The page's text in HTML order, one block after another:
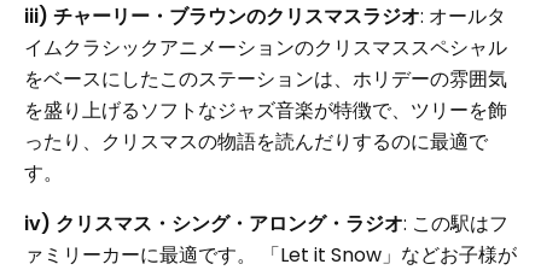
iii) チャーリー・ブラウンのクリスマスラジオ: オールタ
イムクラシックアニメーションのクリスマススペシャル
をベースにしたこのステーションは、ホリデーの雰囲気
を盛り上げるソフトなジャズ音楽が特徴で、ツリーを飾
ったり、クリスマスの物語を読んだりするのに最適で
す。
iv) クリスマス・シング・アロング・ラジオ: この駅はフ
ァミリーカーに最適です。 「Let it Snow」などお子様が